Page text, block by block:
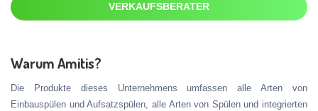
VERKAUFSBERATER
Warum Amitis?
Die Produkte dieses Unternehmens umfassen alle Arten von
Einbauspülen und Aufsatzspülen, alle Arten von Spülen und integrierten